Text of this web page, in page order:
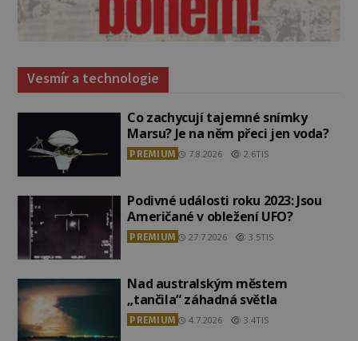
Vesmír a technologie
Co zachycují tajemné snímky
Marsu? Je na něm přeci jen voda?
PREMIUM 7.8.2026 2.6TIS
Podivné události roku 2023: Jsou
Američané v obležení UFO?
PREMIUM 27.7.2026 3.5TIS
Nad australským městem
„tančila“ záhadná světla
PREMIUM 4.7.2026 3.4TIS